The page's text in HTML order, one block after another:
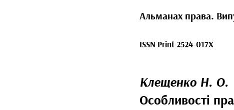
Альманах права.
ISSN Print 2524-017X
Клещенко Н. О.
Особливості